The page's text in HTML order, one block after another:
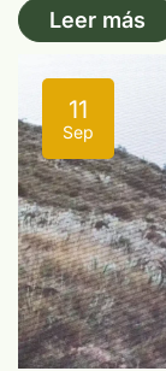
Leer más
11
Sep